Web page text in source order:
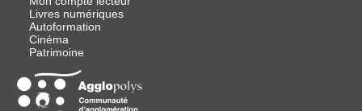
niveau
A1,
autour
de
quatre
compétences
compréhension
LE
DELF
B2
:
collectives
et
individuelles,
des
astuces
des
stratégies
pour
Livres numériques
Autoformation
Cinéma
Patrimoine